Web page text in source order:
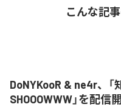
こんな記
DoNYKooR & ne4r、
SHOOOWWW」を配信